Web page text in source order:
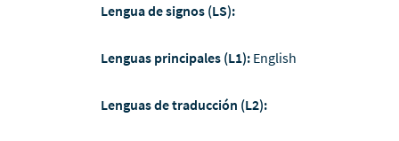
Lengua de signos (LS):
Lenguas principales (L1): English
Lenguas de traducción (L2):